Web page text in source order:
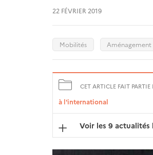
22 FÉVRIER 2019
Mobilités Aménagement
CET ARTICLE FAIT
à l'international
Voir les 9 actualités